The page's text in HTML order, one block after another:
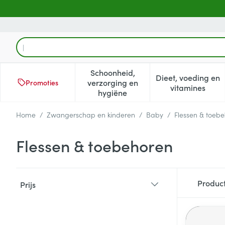
Product, merk, categorie...
Promoties
Schoonheid,
verzorging en
hygiëne
Toon submenu voor
Dieet, voeding en
vitamines
Toon
Home / Zwangerschap en kinderen / Baby / Flessen &
Flessen & toebehoren
Prijs